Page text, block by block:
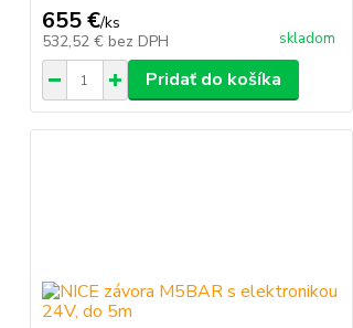
655 €/ks
532,52 € bez DPH skladom
Pridať do košíka